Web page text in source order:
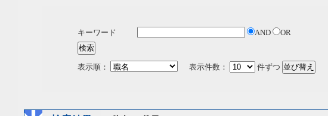
キーワード AND OR
表示順： 表示件数： 件ずつ